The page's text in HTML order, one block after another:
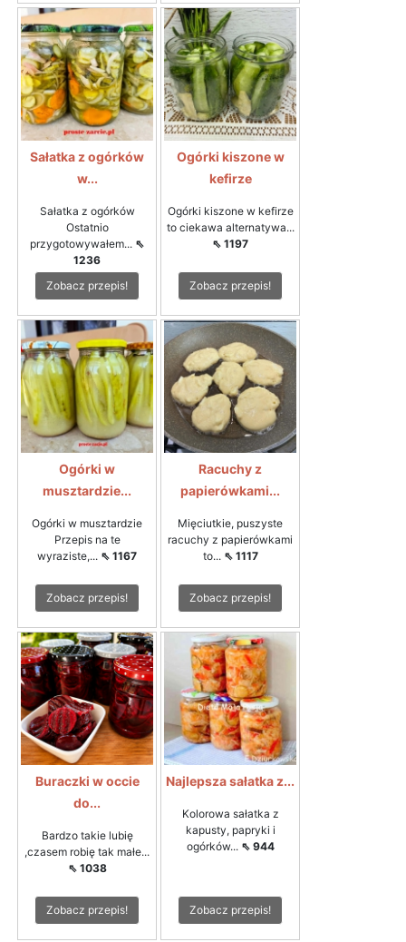
Sałatka z ogórków
w...
Sałatka z ogórków
Ostatnio
przygotowywałem... ⇖
1236
Zobacz przepis!
Ogórki kiszone w
kefirze
Ogórki kiszone w kefirze
to ciekawa alternatywa...
⇖ 1197
Zobacz przepis!
Ogórki w
musztardzie...
Ogórki w musztardzie
Przepis na te
wyraziste,... ⇖ 1167
Zobacz przepis!
Racuchy z
papierówkami...
Mięciutkie, puszyste
racuchy z papierówkami
to... ⇖ 1117
Zobacz przepis!
Buraczki w occie
do...
Bardzo takie lubię
,czasem robię tak małe...
⇖ 1038
Zobacz przepis!
Najlepsza sałatka z...
Kolorowa sałatka z
kapusty, papryki i
ogórków... ⇖ 944
Zobacz przepis!